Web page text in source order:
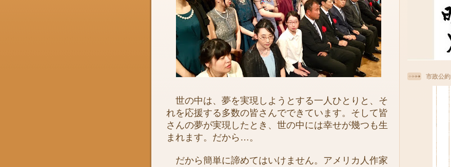
世の中は、夢を実現しようとする一人ひとりと、そ
れを応援する多数の皆さんでできています。そして皆
さんの夢が実現したとき、世の中には幸せが幾つも生
まれます。だから…。
だから簡単に諦めてはいけません。アメリカ人作家
市政公約